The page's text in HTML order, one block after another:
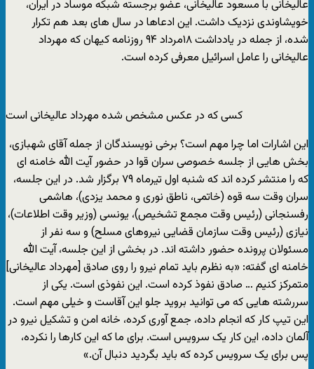
عالیخانی با مسعود عالیخانی، عضو برجسته شبکه موساد در ایران،
خویشاوندی نزدیک داشت. این ادعاها در سال های بعد هم تکرار
شده، از جمله در یادداشت ۱۸مرداد ۹۴ روزنامه کیهان که مهرداد
عالیخانی را عامل اسرائیل معرفی کرده است.
کسی که در عکس مشخص شده مهرداد عالیخانی است
این اشارات اما چرا مهم است؟ برخی نویسندگان از جمله آقای شهبازی،
بخش هایی از جلسه خصوصی سران قوا در حضور آیت الله خامنه ای
که را منتشر کرده اند که شنبه اول تیرماه ۷۹ برگزار شد. در این جلسه،
سران وقت سه قوه (خاتمی، ناطق نوری و محمد یزدی)، هاشمی
رفسنجانی (رئیس وقت مجمع تشخیص)، یونسی (وزیر وقت اطلاعات)،
نیازی (رئیس وقت سازمان قضایی نیروهای مسلح) و سه نفر از
مسئولان پرونده حضور داشته اند. در بخشی از این جلسه، آیت الله
خامنه ای گفته: «به نظرم باید تمام نیرو را روی صادق [مهرداد عالیخانی]
متمرکز کنیم … صادق نفوذ کرده است. این نفوذی است. یکی از
سررشته هایی که می توانید بروید جلو این آقاست و خیلی مهم است.
این تیپ کار که انجام داده، جمع آوری کرده، خانه امن و تشکیل نیرو در
آلمان داده، این کار یک سرویس است. برای ما که این کارها را نکرده،
پس برای یک سرویس کرده که باید بگردید دنبال آن.»